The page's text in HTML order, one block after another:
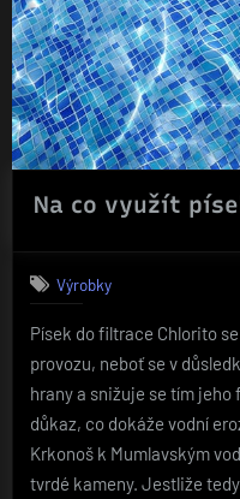
Na co využít
Výrobky
Písek do filtrace Chlorito
provozu, neboť se v
hrany a snižuje se tím
důkaz, co dokáže vodní
Krkonoš k Mumlavským
tvrdé kameny. Jestliže